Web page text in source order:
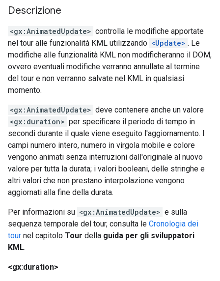
Descrizione
<gx:AnimatedUpdate> controlla le modifiche apportate
nel tour alle funzionalità KML utilizzando <Update> . Le
modifiche alle funzionalità KML non modificheranno il DOM,
ovvero eventuali modifiche verranno annullate al termine
del tour e non verranno salvate nel KML in qualsiasi
momento.
<gx:AnimatedUpdate> deve contenere anche un valore
<gx:duration> per specificare il periodo di tempo in
secondi durante il quale viene eseguito l'aggiornamento. I
campi numero intero, numero in virgola mobile e colore
vengono animati senza interruzioni dall'originale al nuovo
valore per tutta la durata; i valori booleani, delle stringhe e
altri valori che non prestano interpolazione vengono
aggiornati alla fine della durata.
Per informazioni su <gx:AnimatedUpdate> e sulla
sequenza temporale del tour, consulta le Cronologia dei
tour nel capitolo Tour della guida per gli sviluppatori
KML.
<gx:duration>